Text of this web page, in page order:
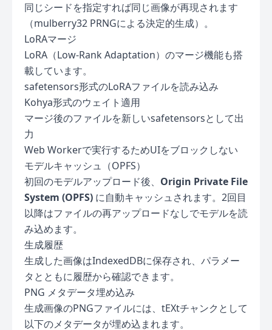
同じシードを指定すれば同じ画像が再現されます
（mulberry32 PRNGによる決定的生成）。
LoRAマージ
LoRA（Low-Rank Adaptation）のマージ機能も搭
載しています。
safetensors形式のLoRAファイルを読み込み
Kohya形式のウェイト適用
マージ後のファイルを新しいsafetensorsとして出
力
Web Workerで実行するためUIをブロックしない
モデルキャッシュ（OPFS）
初回のモデルアップロード後、 Origin Private File
System (OPFS) に自動キャッシュされます。2回目
以降はファイルの再アップロードなしでモデルを読
み込めます。
生成履歴
生成した画像はIndexedDBに保存され、パラメー
タとともに履歴から確認できます。
PNG メタデータ埋め込み
生成画像のPNGファイルには、tEXtチャンクとして
以下のメタデータが埋め込まれます。